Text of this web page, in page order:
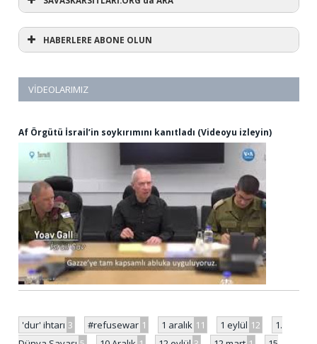
HABERLERE ABONE OLUN
VIDEOLARIMIZ
Af Örgütü İsrail’in soykırımını kanıtladı (Videoyu izleyin)
'dur' ihtarı 3 #refusewar 1 1 aralık 11 1 eylül 12
1.